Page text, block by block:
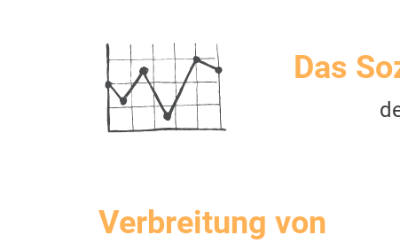
Das
Verbreitung von